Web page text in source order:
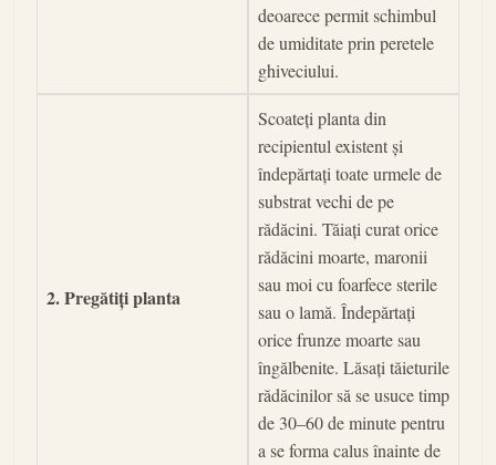
deoarece permit schimbul
de umiditate prin peretele
ghiveciului.
2. Pregătiți planta
Scoateți planta din
recipientul existent și
îndepărtați toate urmele de
substrat vechi de pe
rădăcini. Tăiați curat orice
rădăcini moarte, maronii
sau moi cu foarfece sterile
sau o lamă. Îndepărtați
orice frunze moarte sau
îngălbenite. Lăsați tăieturile
rădăcinilor să se usuce timp
de 30–60 de minute pentru
a se forma calus înainte de